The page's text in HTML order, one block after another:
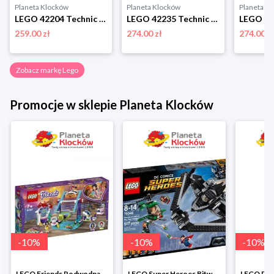
Planeta Klocków
LEGO 42204 Technic Fast and Furious Toyota Supra MK4 Lego
259.00 zł
Planeta Klocków
LEGO 42235 Technic Samochód Ferrari 488 Pista Lego
274.00 zł
Planeta
274.00 zł
Zobacz markę Lego
Promocje w sklepie Planeta Klocków
-10% -10% -10%